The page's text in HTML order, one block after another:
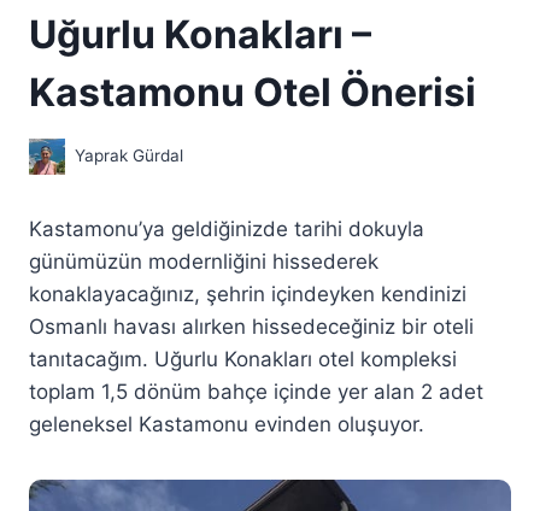
Uğurlu Konakları –
Kastamonu Otel Önerisi
Yaprak Gürdal
Kastamonu’ya geldiğinizde tarihi dokuyla
günümüzün modernliğini hissederek
konaklayacağınız, şehrin içindeyken kendinizi
Osmanlı havası alırken hissedeceğiniz bir oteli
tanıtacağım. Uğurlu Konakları otel kompleksi
toplam 1,5 dönüm bahçe içinde yer alan 2 adet
geleneksel Kastamonu evinden oluşuyor.